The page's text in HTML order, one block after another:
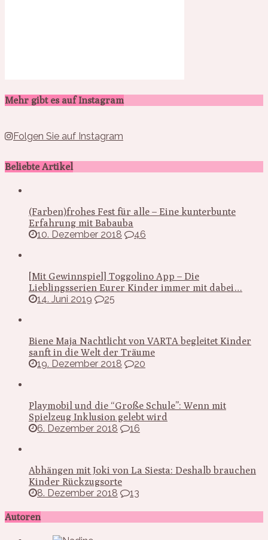
Mehr gibt es auf Instagram
Folgen Sie auf Instagram
Beliebte Artikel
(Farben)frohes Fest für alle – Eine kunterbunte
Erfahrung mit Babauba
10. Dezember 2018
46
[Mit Gewinnspiel] Toggolino App – Die
Lieblingsserien Eurer Kinder immer mit dabei…
14. Juni 2019
25
Biene Maja Nachtlicht von VARTA begleitet Kinder
sanft in die Welt der Träume
19. Dezember 2018
20
Playmobil und die “Große Schule”: Wenn mit
Spielzeug Inklusion gelebt wird
6. Dezember 2018
16
Abhängen mit Joki von La Siesta: Deshalb brauchen
Kinder Rückzugsorte
8. Dezember 2018
13
Autoren